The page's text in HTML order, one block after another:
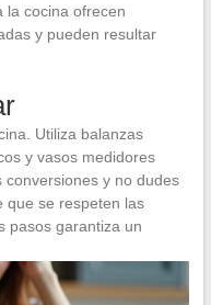
la cocina ofrecen
y pueden resultar
Utiliza balanzas
y vasos medidores
y no dudes
que se respeten las
pasos garantiza un